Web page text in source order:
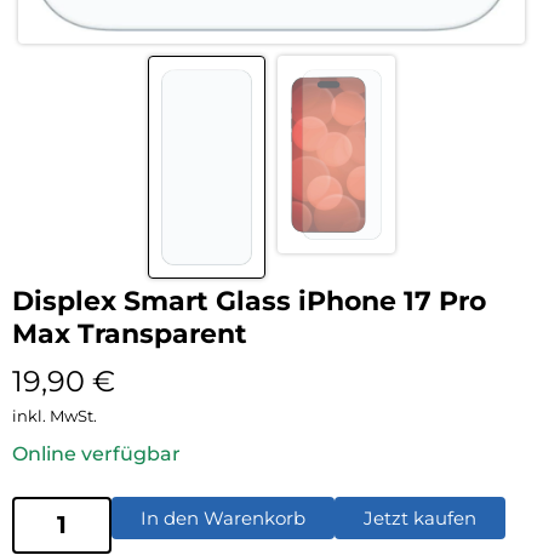
Displex Smart Glass iPhone 17 Pro
Max Transparent
19,90 €
inkl. MwSt.
Online verfügbar
In den Warenkorb Jetzt kaufen